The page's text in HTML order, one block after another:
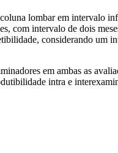
lombar em intervalo
com intervalo de dois
considerando um
em ambas as
intra e